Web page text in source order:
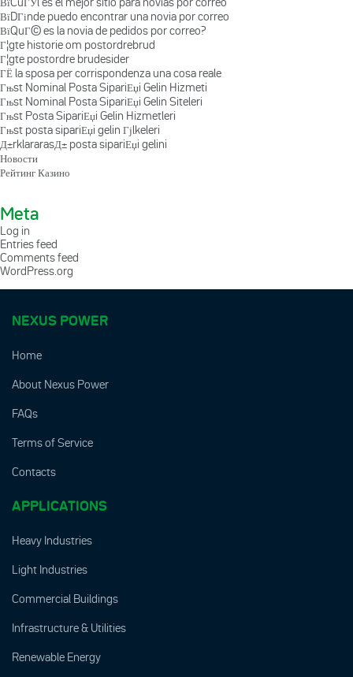
ВїDГіnde puedo encontrar una novia por correo
ВїQuГ© es la novia de pedidos por correo?
Г¦gte historie om postordrebrud
Г¦gte postordre brudesider
ГЁ la sposa per corrispondenza una cosa reale
Гњst Nominal Posta SipariЕџi Gelin Hizmeti
Гњst Nominal Posta SipariЕџi Gelin Siteleri
Гњst Posta SipariЕџi Gelin Hizmetleri
Гњst posta sipariЕџi gelin Гјlkeleri
Д±rklararasД± posta sipariЕџi gelini
Новости
Рейтинг Казино
Meta
Log in
Entries feed
Comments feed
WordPress.org
NEXUS POWER
Home
About Nexus Power
FAQs
Terms of Service
Contacts
APPLICATIONS
Heavy Industries
Light Industries
Commercial Buildings
Infrastructure & Utilities
Renewable Energy